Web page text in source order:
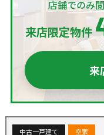
店舗でのみ
来店限定物件
来
中古一戸建て 空家